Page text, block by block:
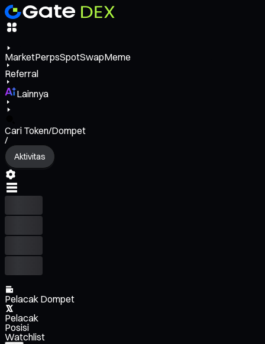
MarketPerpsSpotSwapMeme
Referral
Lainnya
Cari Token/Dompet
/
Aktivitas
Pelacak Dompet
Pelacak
Posisi
Watchlist